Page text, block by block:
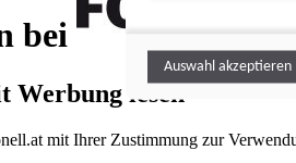
bei
Werbung lesen
mit Ihrer Zustimmung zur
Auswahl akzeptieren